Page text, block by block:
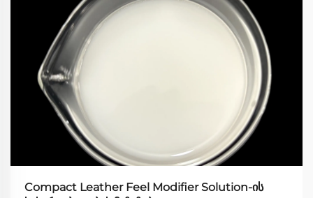
Compact Leather Feel Modifier Solution-ის